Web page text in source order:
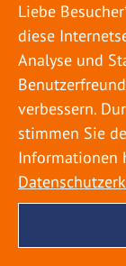
genießen
weiter
lieber in der
Zeit
beachten,
Liebe
diese
Analyse und
verbessern.
stimmen Sie
Informationen